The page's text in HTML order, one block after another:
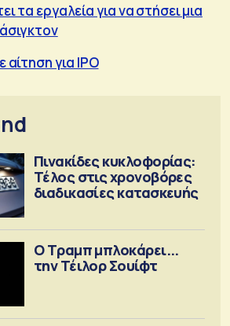
τα εργαλεία για να στήσει μια
για IPO
Πινακίδες κυκλοφορίας:
Τέλος στις χρονοβόρες
διαδικασίες κατασκευής
Ο Τραμπ μπλοκάρει...
την Τέιλορ Σουίφτ